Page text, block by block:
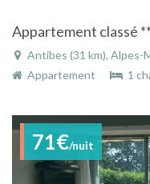
Antibes (31 km), Alpes-
Appartement
1
71€/nuit